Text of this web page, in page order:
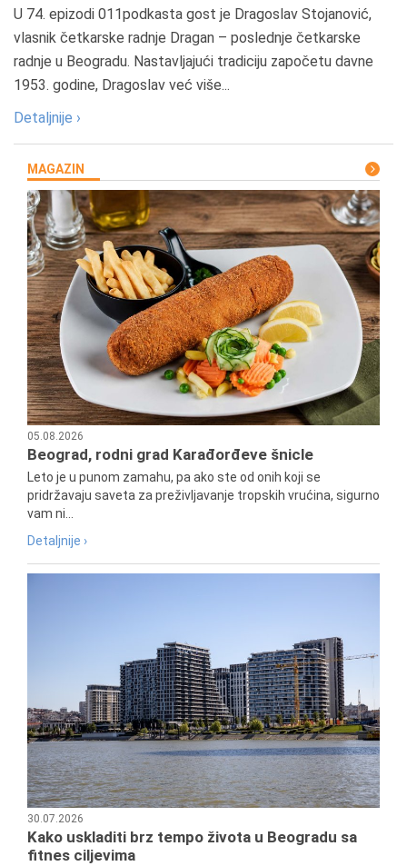
U 74. epizodi 011podkasta gost je Dragoslav Stojanović,
vlasnik četkarske radnje Dragan – poslednje četkarske
radnje u Beogradu. Nastavljajući tradiciju započetu davne
1953. godine, Dragoslav već više...
Detaljnije ›
MAGAZIN
05.08.2026
Beograd, rodni grad Karađorđeve šnicle
Leto je u punom zamahu, pa ako ste od onih koji se
pridržavaju saveta za preživljavanje tropskih vrućina, sigurno
vam ni...
Detaljnije ›
30.07.2026
Kako uskladiti brz tempo života u Beogradu sa
fitnes ciljevima